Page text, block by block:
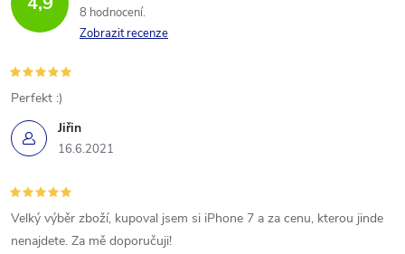
8 hodnocení
Zobrazit recenze
Jiřin
16.6.2021
Perfekt :)
Velký výběr zboží, kupoval jsem si iPhone 7 a za cenu, kterou jinde
nenajdete. Za mě doporučuji!